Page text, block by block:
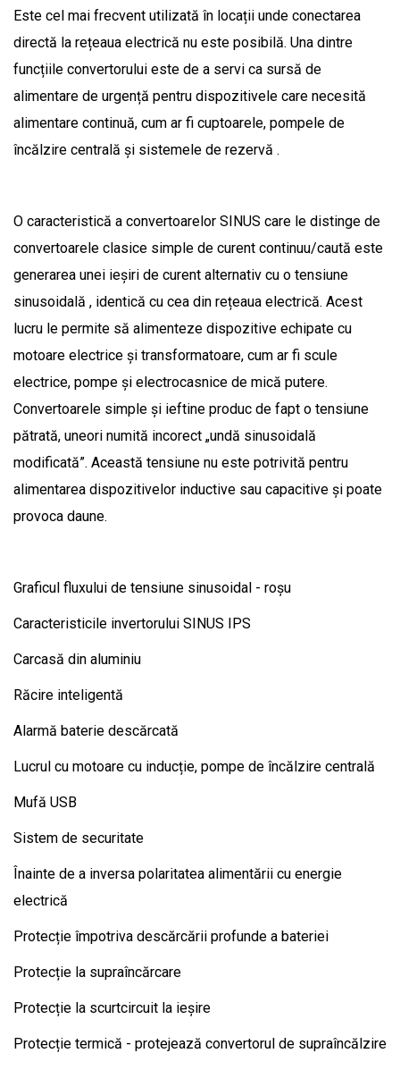
Este cel mai frecvent utilizată în locații unde conectarea
directă la rețeaua electrică nu este posibilă. Una dintre
funcțiile convertorului este de a servi ca sursă de
alimentare de urgență pentru dispozitivele care necesită
alimentare continuă, cum ar fi cuptoarele, pompele de
încălzire centrală și sistemele de rezervă .
O caracteristică a convertoarelor SINUS care le distinge de
convertoarele clasice simple de curent continuu/caută este
generarea unei ieșiri de curent alternativ cu o tensiune
sinusoidală , identică cu cea din rețeaua electrică. Acest
lucru le permite să alimenteze dispozitive echipate cu
motoare electrice și transformatoare, cum ar fi scule
electrice, pompe și electrocasnice de mică putere.
Convertoarele simple și ieftine produc de fapt o tensiune
pătrată, uneori numită incorect „undă sinusoidală
modificată”. Această tensiune nu este potrivită pentru
alimentarea dispozitivelor inductive sau capacitive și poate
provoca daune.
Graficul fluxului de tensiune sinusoidal - roșu
Caracteristicile invertorului SINUS IPS
Carcasă din aluminiu
Răcire inteligentă
Alarmă baterie descărcată
Lucrul cu motoare cu inducție, pompe de încălzire centrală
Mufă USB
Sistem de securitate
Înainte de a inversa polaritatea alimentării cu energie
electrică
Protecție împotriva descărcării profunde a bateriei
Protecție la supraîncărcare
Protecție la scurtcircuit la ieșire
Protecție termică - protejează convertorul de supraîncălzire